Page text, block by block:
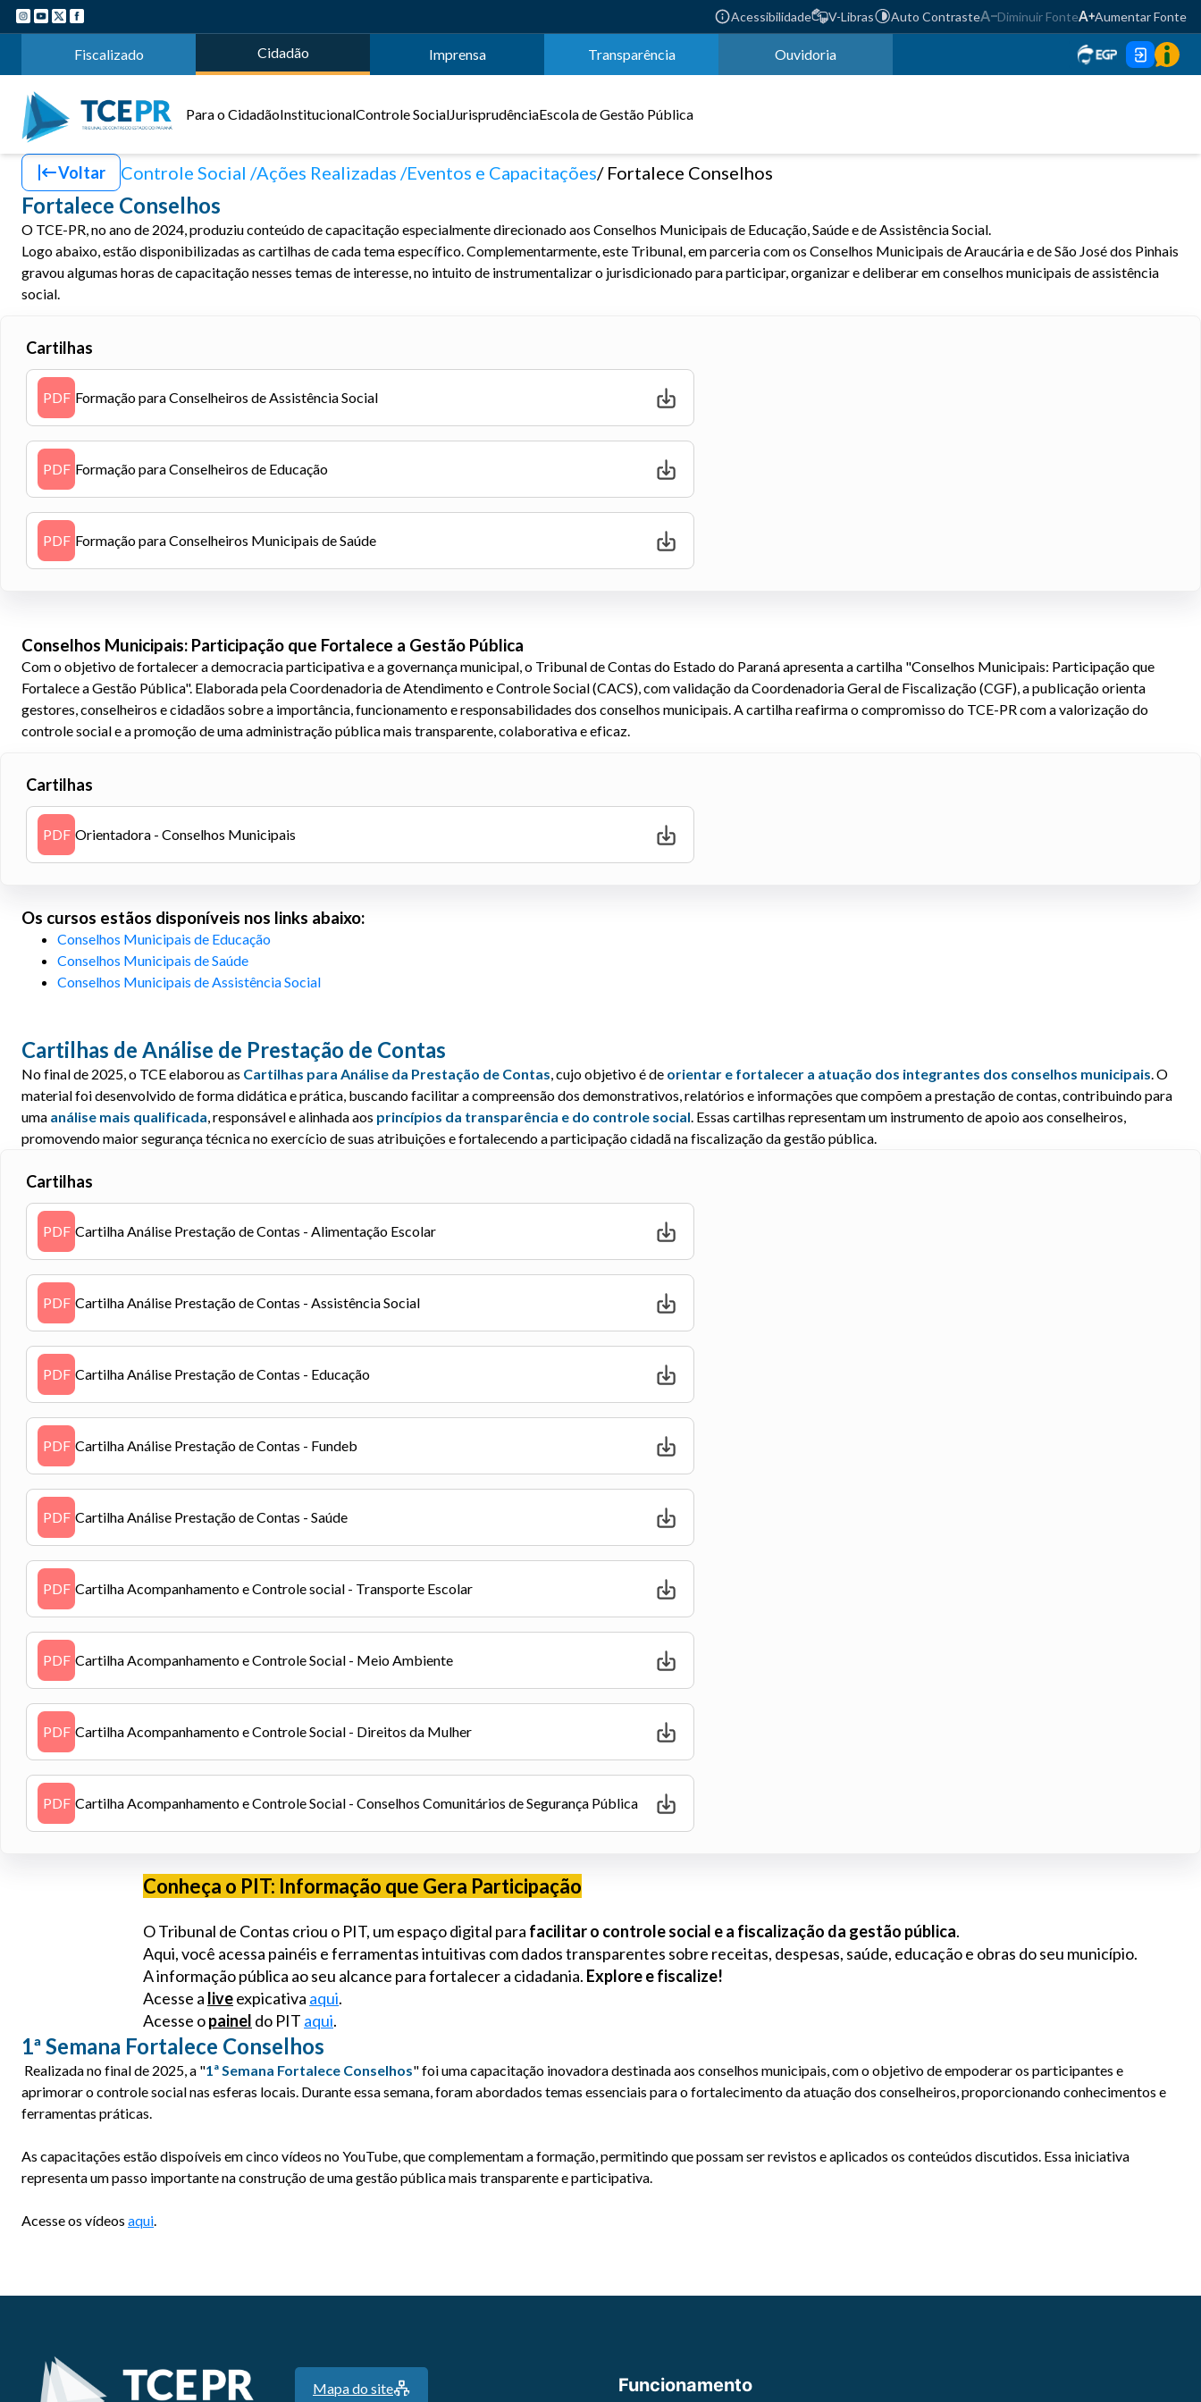
Acessibilidade V-Libras Auto Contraste Diminuir Fonte Aumentar Fonte
Fiscalizado Cidadão Imprensa Transparência Ouvidoria
Para o CidadãoInstitucionalControle SocialJurisprudênciaEscola de Gestão Pública
Voltar Controle Social Ações Realizadas Eventos e Capacitações Fortalece Conselhos
Fortalece Conselhos
O TCE-PR, no ano de 2024, produziu conteúdo de capacitação especialmente direcionado aos Conselhos Municipais de Educação, Saúde e de Assistência Social.
Logo abaixo, estão disponibilizadas as cartilhas de cada tema específico. Complementarmente, este Tribunal, em parceria com os Conselhos Municipais de Araucária e de São José dos Pinhais
gravou algumas horas de capacitação nesses temas de interesse, no intuito de instrumentalizar o jurisdicionado para participar, organizar e deliberar em conselhos municipais de assistência
social.
Cartilhas
PDF Formação para Conselheiros de Assistência Social
PDF Formação para Conselheiros de Educação
PDF Formação para Conselheiros Municipais de Saúde
Conselhos Municipais: Participação que Fortalece a Gestão Pública
Com o objetivo de fortalecer a democracia participativa e a governança municipal, o Tribunal de Contas do Estado do Paraná apresenta a cartilha "Conselhos Municipais: Participação que
Fortalece a Gestão Pública". Elaborada pela Coordenadoria de Atendimento e Controle Social (CACS), com validação da Coordenadoria Geral de Fiscalização (CGF), a publicação orienta
gestores, conselheiros e cidadãos sobre a importância, funcionamento e responsabilidades dos conselhos municipais. A cartilha reafirma o compromisso do TCE-PR com a valorização do
controle social e a promoção de uma administração pública mais transparente, colaborativa e eficaz.
Cartilhas
PDF Orientadora - Conselhos Municipais
Os cursos estãos disponíveis nos links abaixo:
Conselhos Municipais de Educação
Conselhos Municipais de Saúde
Conselhos Municipais de Assistência Social
Cartilhas de Análise de Prestação de Contas
No final de 2025, o TCE elaborou as Cartilhas para Análise da Prestação de Contas, cujo objetivo é de orientar e fortalecer a atuação dos integrantes dos conselhos municipais.O
material foi desenvolvido de forma didática e prática, buscando facilitar a compreensão dos demonstrativos, relatórios e informações que compõem a prestação de contas, contribuindo para
uma análise mais qualificada, responsável e alinhada aos princípios da transparência e do controle social. Essas cartilhas representam um instrumento de apoio aos conselheiros,
promovendo maior segurança técnica no exercício de suas atribuições e fortalecendo a participação cidadã na fiscalização da gestão pública.
Cartilhas
PDF Cartilha Análise Prestação de Contas - Alimentação Escolar
PDF Cartilha Análise Prestação de Contas - Assistência Social
PDF Cartilha Análise Prestação de Contas - Educação
PDF Cartilha Análise Prestação de Contas - Fundeb
PDF Cartilha Análise Prestação de Contas - Saúde
PDF Cartilha Acompanhamento e Controle social - Transporte Escolar
PDF Cartilha Acompanhamento e Controle Social - Meio Ambiente
PDF Cartilha Acompanhamento e Controle Social - Direitos da Mulher
PDF Cartilha Acompanhamento e Controle Social - Conselhos Comunitários de Segurança Pública
Conheça o PIT: Informação que Gera Participação
O Tribunal de Contas criou o PIT, um espaço digital para facilitar o controle social e a fiscalização da gestão pública.
Aqui, você acessa painéis e ferramentas intuitivas com dados transparentes sobre receitas, despesas, saúde, educação e obras do seu município.
A informação pública ao seu alcance para fortalecer a cidadania. Explore e fiscalize!
Acesse a liveexpicativa aqui.
Acesse opainel do PIT aqui.
1ª Semana Fortalece Conselhos
Realizada no final de 2025, a "1ª Semana Fortalece Conselhos" foi uma capacitação inovadora destinada aos conselhos municipais, com o objetivo de empoderar os participantes e
aprimorar o controle social nas esferas locais. Durante essa semana, foram abordados temas essenciais para o fortalecimento da atuação dos conselheiros, proporcionando conhecimentos e
ferramentas práticas.
As capacitações estão dispoíveis em cinco vídeos no YouTube, que complementam a formação, permitindo que possam ser revistos e aplicados os conteúdos discutidos. Essa iniciativa
representa um passo importante na construção de uma gestão pública mais transparente e participativa.
Acesse os vídeos aqui.
Mapa do site Funcionamento